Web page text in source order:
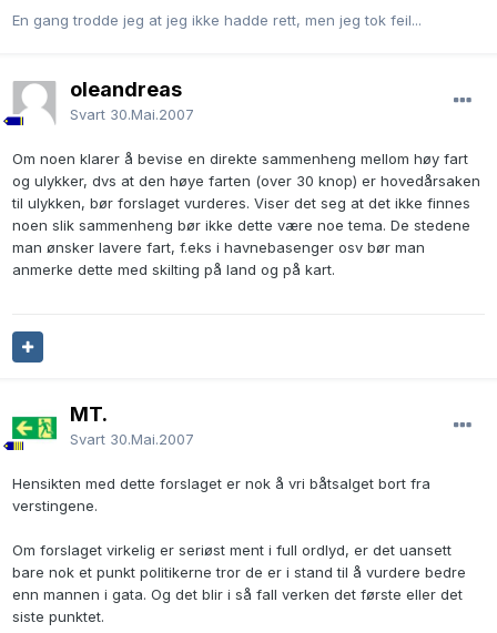
En gang trodde jeg at jeg ikke hadde rett, men jeg tok feil...
oleandreas
Svart 30.Mai.2007
Om noen klarer å bevise en direkte sammenheng mellom høy fart
og ulykker, dvs at den høye farten (over 30 knop) er hovedårsaken
til ulykken, bør forslaget vurderes. Viser det seg at det ikke finnes
noen slik sammenheng bør ikke dette være noe tema. De stedene
man ønsker lavere fart, f.eks i havnebasenger osv bør man
anmerke dette med skilting på land og på kart.
MT.
Svart 30.Mai.2007
Hensikten med dette forslaget er nok å vri båtsalget bort fra
verstingene.
Om forslaget virkelig er seriøst ment i full ordlyd, er det uansett
bare nok et punkt politikerne tror de er i stand til å vurdere bedre
enn mannen i gata. Og det blir i så fall verken det første eller det
siste punktet.